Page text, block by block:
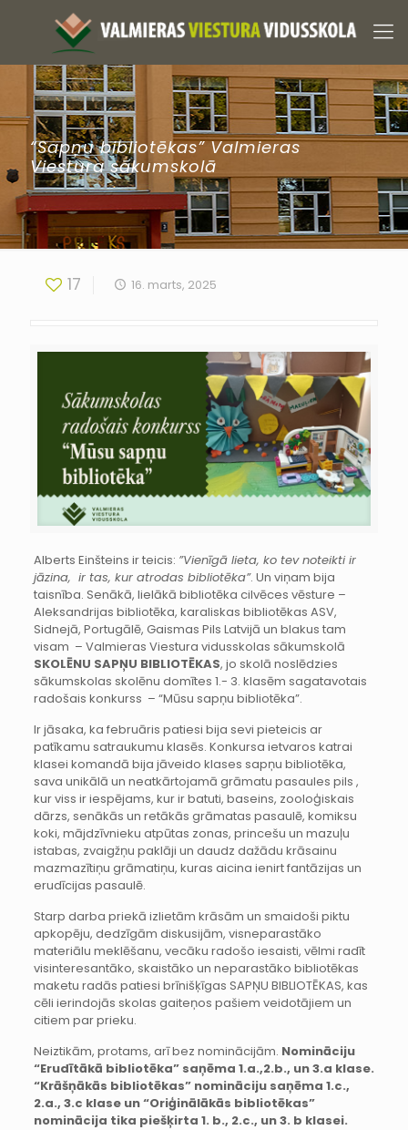
“Sapņu bibliotēkas” Valmieras
Viestura sākumskolā
17 16. marts, 2025
Alberts Einšteins ir teicis: ”Vienīgā lieta, ko tev noteikti ir
jāzina, ir tas, kur atrodas bibliotēka”. Un viņam bija
taisnība. Senākā, lielākā bibliotēka cilvēces vēsture –
Aleksandrijas bibliotēka, karaliskas bibliotēkas ASV,
Sidnejā, Portugālē, Gaismas Pils Latvijā un blakus tam
visam – Valmieras Viestura vidusskolas sākumskolā
SKOLĒNU SAPŅU BIBLIOTĒKAS, jo skolā noslēdzies
sākumskolas skolēnu domītes 1.- 3. klasēm sagatavotais
radošais konkurss – “Mūsu sapņu bibliotēka”.
Ir jāsaka, ka februāris patiesi bija sevi pieteicis ar
patīkamu satraukumu klasēs. Konkursa ietvaros katrai
klasei komandā bija jāveido klases sapņu bibliotēka,
sava unikālā un neatkārtojamā grāmatu pasaules pils ,
kur viss ir iespējams, kur ir batuti, baseins, zooloģiskais
dārzs, senākās un retākās grāmatas pasaulē, komiksu
koki, mājdzīvnieku atpūtas zonas, princešu un mazuļu
istabas, zvaigžņu paklāji un daudz dažādu krāsainu
mazmazītiņu grāmatiņu, kuras aicina ienirt fantāzijas un
erudīcijas pasaulē.
Starp darba priekā izlietām krāsām un smaidoši piktu
apkopēju, dedzīgām diskusijām, visneparastāko
materiālu meklēšanu, vecāku radošo iesaisti, vēlmi radīt
visinteresantāko, skaistāko un neparastāko bibliotēkas
maketu radās patiesi brīnišķīgas SAPŅU BIBLIOTĒKAS, kas
cēli ierindojās skolas gaiteņos pašiem veidotājiem un
citiem par prieku.
Neiztikām, protams, arī bez nominācijām. Nomināciju
“Erudītākā bibliotēka” saņēma 1.a.,2.b., un 3.a klase.
“Krāšņākās bibliotēkas” nomināciju saņēma 1.c.,
2.a., 3.c klase un “Oriģinālākās bibliotēkas”
nominācija tika piešķirta 1. b., 2.c., un 3. b klasei.